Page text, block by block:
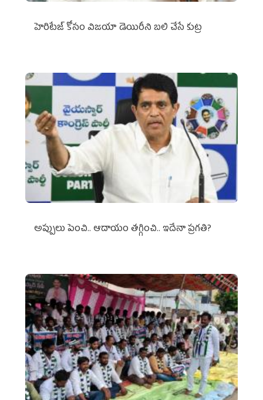
హెరిటేజ్ కోసం విజయా డెయిరీని బలి చేసే కుట్ర‌
అప్పులు పెంచి.. ఆదాయం తగ్గించి.. ఇదేనా ప్రగతి?